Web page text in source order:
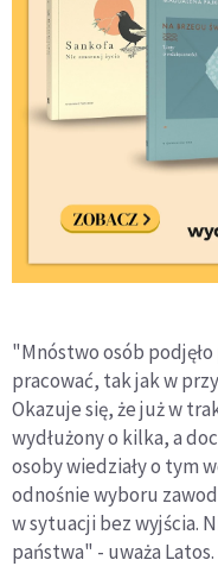
"Mnóstwo osób
pracować, tak jak w
Okazuje się, że już w
wydłużony o kilka, a
osoby wiedziały o tym
odnośnie wyboru
w sytuacji bez wyjścia.
państwa" - uważa Latos.